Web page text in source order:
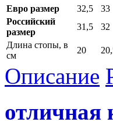
Евро размер
32,5 33
Российский
размер
31,5 32
Длина стопы, в
см
20
Описание
отличная